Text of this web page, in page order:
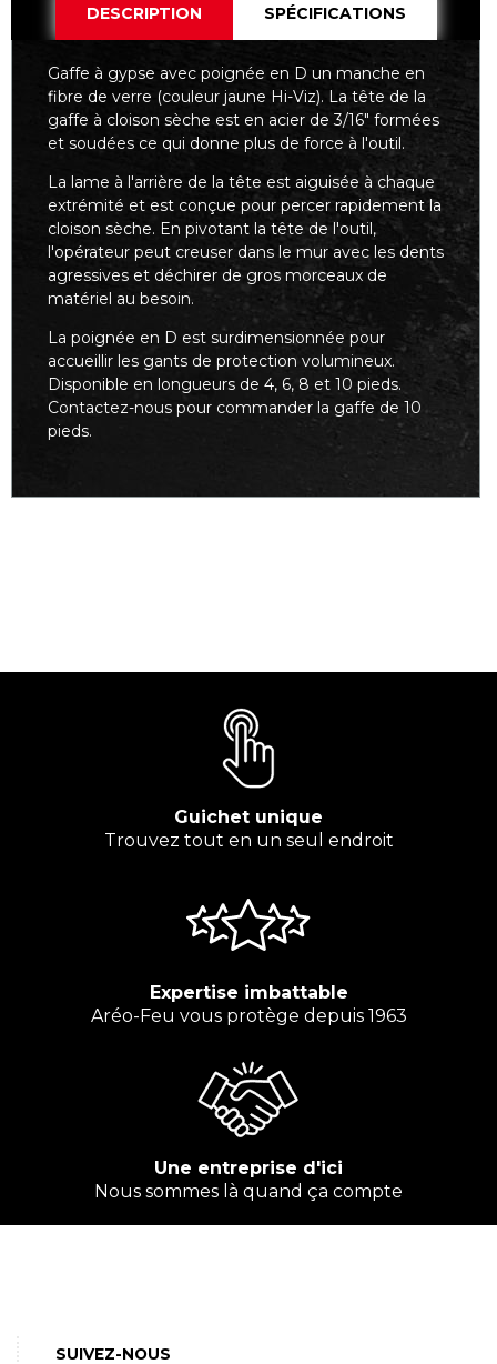
DESCRIPTION SPÉCIFICATIONS
Gaffe à gypse avec poignée en D un manche en
fibre de verre (couleur jaune Hi-Viz). La tête de la
gaffe à cloison sèche est en acier de 3/16" formées
et soudées ce qui donne plus de force à l'outil.
La lame à l'arrière de la tête est aiguisée à chaque
extrémité et est conçue pour percer rapidement la
cloison sèche. En pivotant la tête de l'outil,
l'opérateur peut creuser dans le mur avec les dents
agressives et déchirer de gros morceaux de
matériel au besoin.
La poignée en D est surdimensionnée pour
accueillir les gants de protection volumineux.
Disponible en longueurs de 4, 6, 8 et 10 pieds.
Contactez-nous pour commander la gaffe de 10
pieds.
Guichet unique
Trouvez tout en un seul endroit
Expertise imbattable
Aréo-Feu vous protège depuis 1963
Une entreprise d'ici
Nous sommes là quand ça compte
SUIVEZ-NOUS